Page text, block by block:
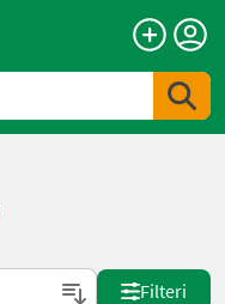
Filteri